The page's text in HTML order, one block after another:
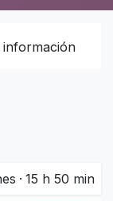
información
· 15 h 50 min